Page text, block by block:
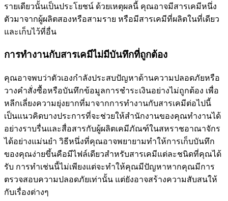
รายเดียวนั้นเป็นประโยชน์ ด้วยเหตุผลนี้ คุณอาจมีสารเคมีหนึ่ง
ตัวมาจากผู้ผลิตสองหรือสามราย หรือมีสารเคมีที่ผลิตในที่เดียว
และเก็บไว้ที่อื่น
การทำงานกับสารเคมีไม่มีบันทึกที่ถูกต้อง
คุณอาจพบว่าตัวเองกำลังประสบปัญหาด้านความปลอดภัยหรือ
วางคำสั่งซื้อหรือบันทึกข้อมูลการชำระเงินอย่างไม่ถูกต้อง เพื่อ
หลีกเลี่ยงความยุ่งยากที่มาจากการทำงานกับสารเคมีต่อไปนี้
เป็นแนวคิดบางประการที่จะช่วยให้สำนักงานของคุณทำงานได้
อย่างราบรื่นและสื่อสารกับผู้ผลิตเคมีภัณฑ์ในสหราชอาณาจักร
ได้อย่างแม่นยำ วิธีหนึ่งที่คุณอาจพยายามทำให้การเก็บบันทึก
ของคุณง่ายขึ้นคือมีไฟล์เดียวสำหรับสารเคมีแต่ละชนิดที่คุณได้
รับ การทำเช่นนี้ไม่เพียงแต่จะทำให้คุณมีปัญหาหากคุณมีการ
ตรวจสอบความปลอดภัยเท่านั้น แต่ยังอาจสร้างความสับสนให้
กับเรื่องต่างๆ